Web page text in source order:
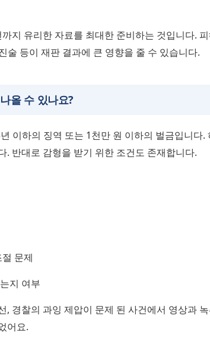
지 유리한 자료를 최대한 준비하는 것입니다.
술 등이 재판 결과에 큰 영향을 줄 수 있습니다.
올 수 있나요?
이하의 징역 또는 1천만 원 이하의 벌금입니다.
. 반대로 감형을 받기 위한 조건도 존재합니다.
문제
지 여부
, 경찰의 과잉 제압이 문제 된 사건에서 영상과
어요.